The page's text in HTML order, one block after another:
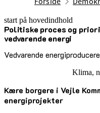
start på hovedindhold
Politiske proces og
vedvarende energi
Vedvarende
senest opdateret 26. marts
Klima,
Kære borgere i Vejle
energiprojekter